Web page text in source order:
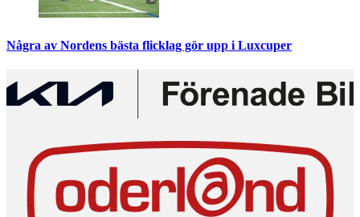
Några av Nordens bästa flicklag gör upp i Luxcuper